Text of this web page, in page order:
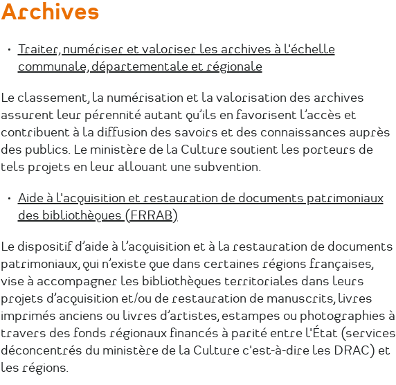
Archives
Traiter, numériser et valoriser les archives à l'échelle
communale, départementale et régionale
Le classement, la numérisation et la valorisation des archives
assurent leur pérennité autant qu’ils en favorisent l’accès et
contribuent à la diffusion des savoirs et des connaissances auprès
des publics. Le ministère de la Culture soutient les porteurs de
tels projets en leur allouant une subvention.
Aide à l'acquisition et restauration de documents patrimoniaux
des bibliothèques (FRRAB)
Le dispositif d’aide à l’acquisition et à la restauration de documents
patrimoniaux, qui n’existe que dans certaines régions françaises,
vise à accompagner les bibliothèques territoriales dans leurs
projets d’acquisition et/ou de restauration de manuscrits, livres
imprimés anciens ou livres d’artistes, estampes ou photographies à
travers des fonds régionaux financés à parité entre l'État (services
déconcentrés du ministère de la Culture c'est-à-dire les DRAC) et
les régions.